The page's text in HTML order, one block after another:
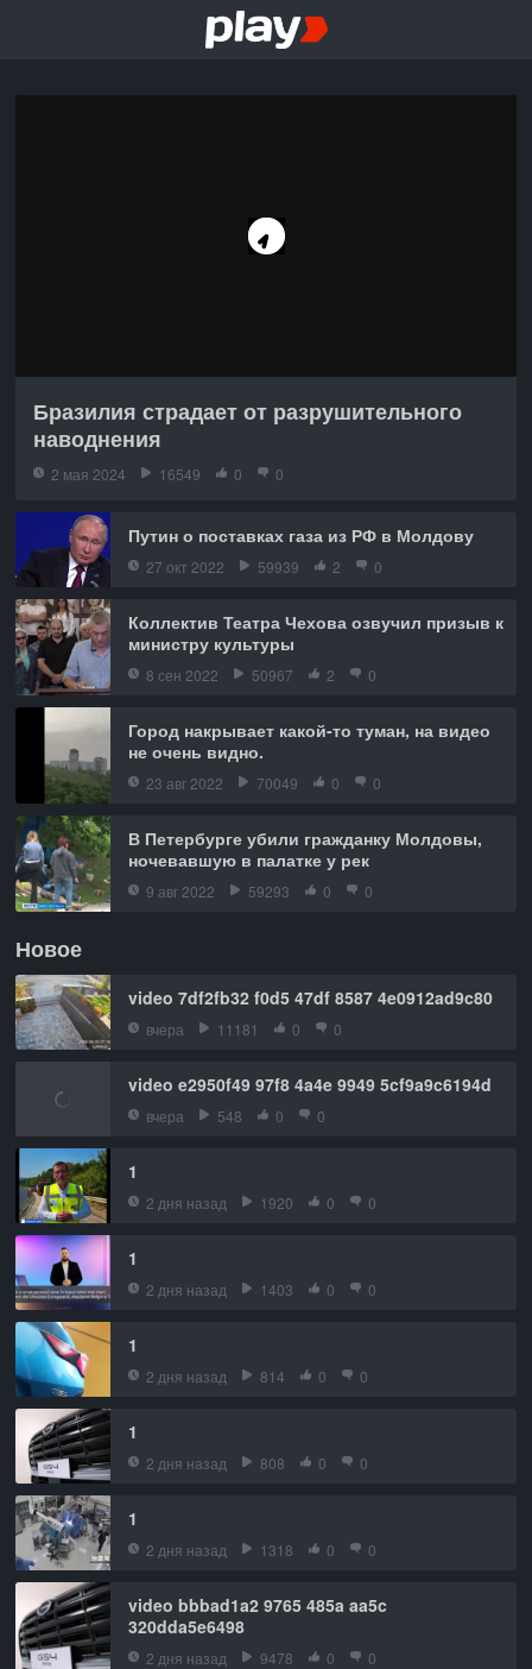
Бразилия страдает от разрушительного
наводнения
2 мая 2024 16549 0 0
Путин о поставках газа из РФ в Молдову
27 окт 2022 59939 2 0
Коллектив Театра Чехова озвучил призыв к
министру культуры
8 сен 2022 50967 2 0
Город накрывает какой-то туман, на видео
не очень видно.
23 авг 2022 70049 0 0
В Петербурге убили гражданку Молдовы,
ночевавшую в палатке у рек
9 авг 2022 59293 0 0
Новое
video 7df2fb32 f0d5 47df 8587 4e0912ad9c80
вчера 11181 0 0
video e2950f49 97f8 4a4e 9949 5cf9a9c6194d
вчера 548 0 0
1
2 дня назад 1920 0 0
1
2 дня назад 1403 0 0
1
2 дня назад 814 0 0
1
2 дня назад 808 0 0
1
2 дня назад 1318 0 0
video bbbad1a2 9765 485a aa5c
320dda5e6498
2 дня назад 9478 0 0